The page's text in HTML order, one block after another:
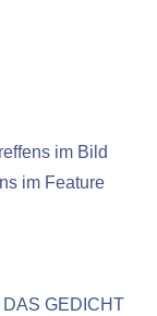
im Bild
im Feature
GEDICHT